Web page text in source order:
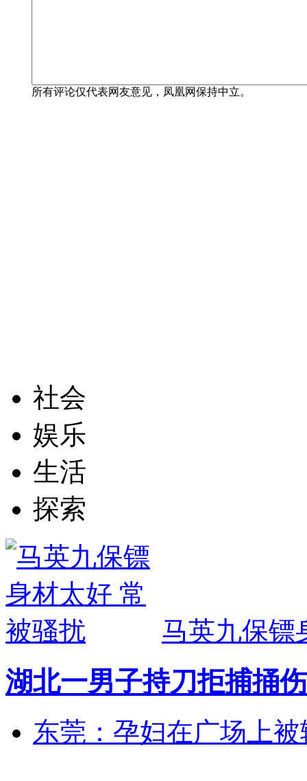
所有评论仅代表网友意见，凤凰网保持中立。
社会
娱乐
生活
探索
马英九保镖
湖北一男子持刀拒捕捅
东莞：孕妇在广场上